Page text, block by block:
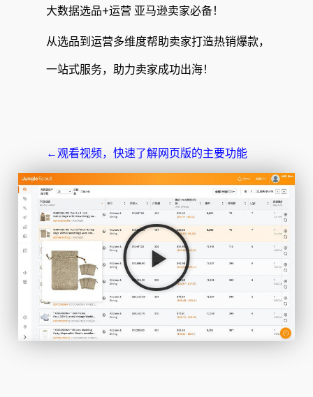
大数据选品+运营 亚马逊卖家必备！
从选品到运营多维度帮助卖家打造热销爆款，
一站式服务，助力卖家成功出海！
←观看视频，快速了解网页版的主要功能